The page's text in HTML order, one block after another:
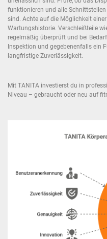
funktionieren und alle
sind. Achte auf die Möglichkeit
Wartungshistorie. Verschleißteile
regelmäßig überprüft und bei
Inspektion und gegebenenfalls ein
langfristige Zuverlässigkeit.
Mit TANITA investierst du in
Niveau – gebraucht oder neu auf